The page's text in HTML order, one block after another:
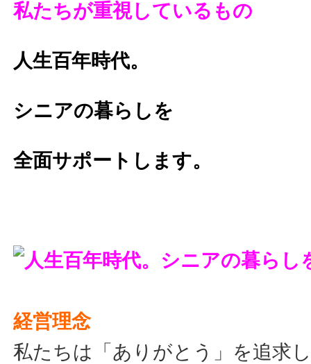
私たちが重視しているもの
人生百年時代。
シニアの暮らしを
全面サポートします。
経営理念
私たちは
「ありがとう」 を追求